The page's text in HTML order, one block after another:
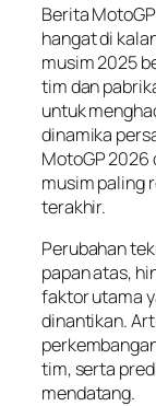
Berita
hangat di
musim 2025
tim dan
untuk
dinamika
MotoGP 2026
musim paling
terakhir.
Perubahan
papan atas,
faktor utama
dinantikan.
tim, serta
mendatang.